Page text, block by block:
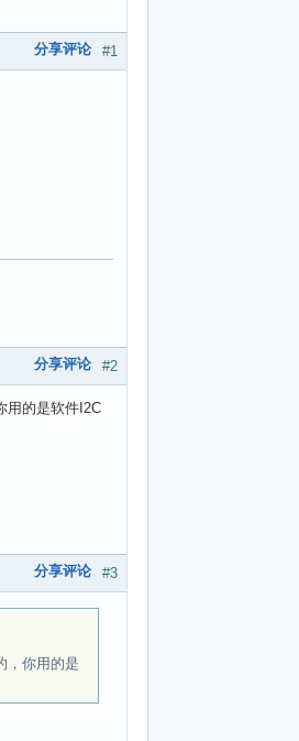
#1
分享评论
#2
分享评论
用的是软件I2C
#3
分享评论
，你用的是